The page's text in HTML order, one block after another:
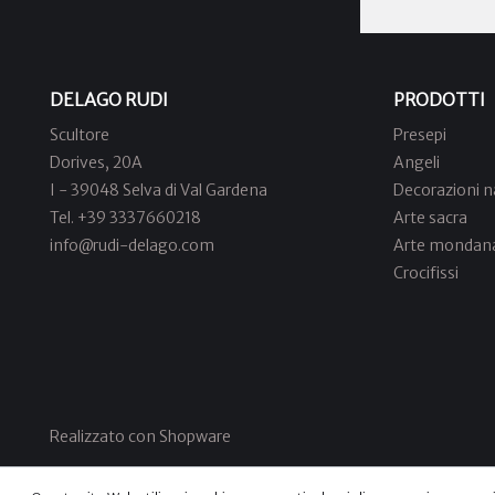
DELAGO RUDI
Scultore
Dorives, 20A
I - 39048 Selva di Val Gardena
Tel. +39 3337660218
info@rudi-delago.com
PRODOTTI
Presepi
Angeli
Decorazioni
Arte sacra
Arte
Crocifissi
Realizzato con Shopware